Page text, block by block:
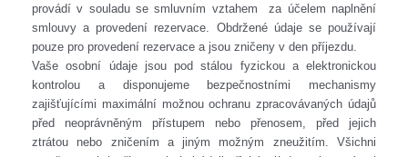
provádí v souladu se smluvním vztahem za účelem naplnění
smlouvy a provedení rezervace. Obdržené údaje se používají
pouze pro provedení rezervace a jsou zničeny v den příjezdu.
Vaše osobní údaje jsou pod stálou fyzickou a elektronickou
kontrolou a disponujeme bezpečnostními mechanismy
zajišťujícími maximální možnou ochranu zpracovávaných údajů
před neoprávněným přístupem nebo přenosem, před jejich
ztrátou nebo zničením a jiným možným zneužitím. Všichni